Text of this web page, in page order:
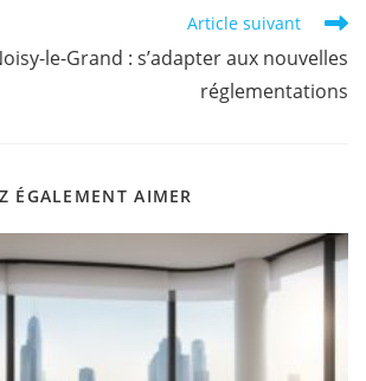
Article suivant
le-Grand : s’adapter aux nouvelles
réglementations
ÉGALEMENT AIMER